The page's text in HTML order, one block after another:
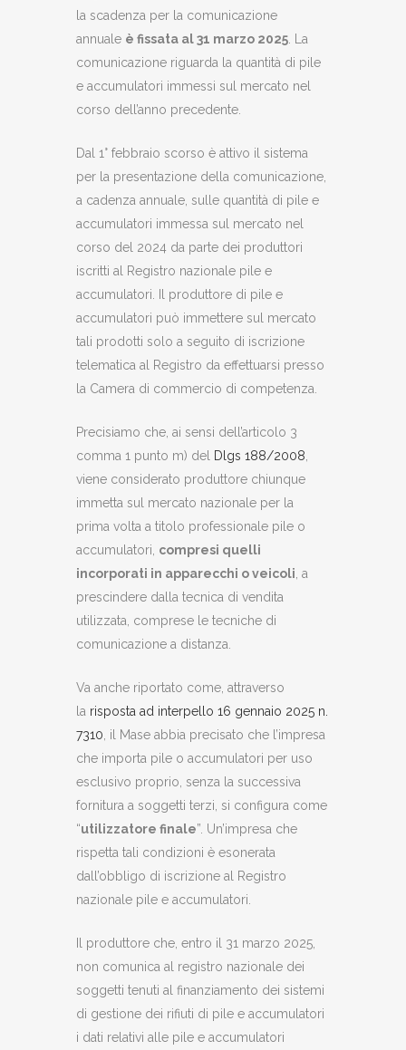
la scadenza per la comunicazione
annuale è fissata al 31 marzo 2025 . La
comunicazione riguarda la quantità di pile
e accumulatori immessi sul mercato nel
corso dell’anno precedente.
Dal 1° febbraio scorso è attivo il sistema
per la presentazione della comunicazione,
a cadenza annuale, sulle quantità di pile e
accumulatori immessa sul mercato nel
corso del 2024 da parte dei produttori
iscritti al Registro nazionale pile e
accumulatori. Il produttore di pile e
accumulatori può immettere sul mercato
tali prodotti solo a seguito di iscrizione
telematica al Registro da effettuarsi presso
la Camera di commercio di competenza.
Precisiamo che, ai sensi dell’articolo 3
comma 1 punto m) del
Dlgs 188/2008
viene considerato produttore chiunque
immetta sul mercato nazionale per la
prima volta a titolo professionale pile o
accumulatori, compresi quelli
incorporati in apparecchi o veicoli , a
prescindere dalla tecnica di vendita
utilizzata, comprese le tecniche di
comunicazione a distanza.
Va anche riportato come, attraverso
la risposta ad interpello 16 gennaio 2025 n.
7310 , il Mase abbia precisato che l’impresa
che importa pile o accumulatori per uso
esclusivo proprio, senza la successiva
fornitura a soggetti terzi, si configura come
“utilizzatore finale”. Un’impresa che
rispetta tali condizioni è esonerata
dall’obbligo di iscrizione al Registro
nazionale pile e accumulatori.
Il produttore che, entro il 31 marzo 2025,
non comunica al registro nazionale dei
soggetti tenuti al finanziamento dei sistemi
di gestione dei rifiuti di pile e accumulatori
i dati relativi alle pile e accumulatori